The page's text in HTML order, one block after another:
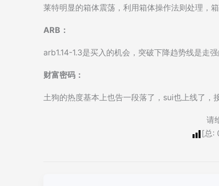
莱特明显的箱体震荡，利用箱体操作法则处理，
ARB：
arb1.14-1.3是买入的机会，突破下降趋势线是走
财富密码：
土狗的热度基本上也告一段落了，sui也上线了，
请
[总: